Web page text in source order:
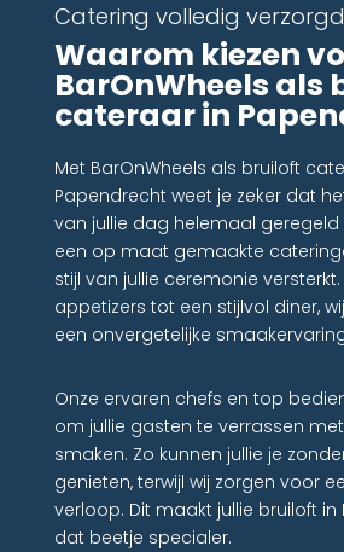
Catering volledig verzorgd
Waarom kiezen
BarOnWheels als
cateraar in
Met BarOnWheels als bruiloft
Papendrecht weet je zeker dat
van jullie dag helemaal geregeld
een op maat gemaakte
stijl van jullie ceremonie
appetizers tot een stijlvol diner,
een onvergetelijke
Onze ervaren chefs en top
om jullie gasten te verrassen
smaken. Zo kunnen jullie je
genieten, terwijl wij zorgen voor
verloop. Dit maakt jullie bruiloft
dat beetje specialer.